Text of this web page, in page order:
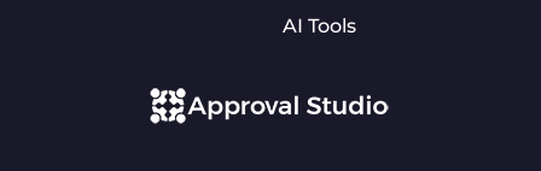
AI Tools